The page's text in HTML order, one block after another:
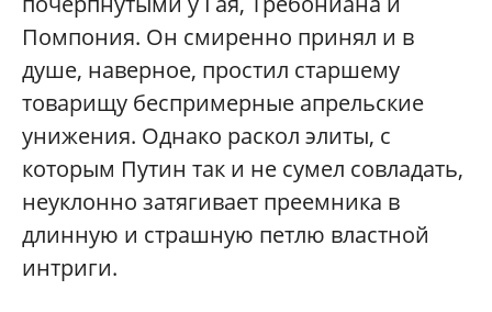
Помпония. Он смиренно принял и в
душе, наверное, простил старшему
товарищу беспримерные апрельские
унижения. Однако раскол элиты, с
которым Путин так и не сумел совладать,
неуклонно затягивает преемника в
длинную и страшную петлю властной
интриги.